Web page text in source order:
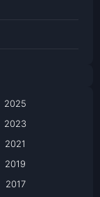
2025
2023
2021
2019
2017